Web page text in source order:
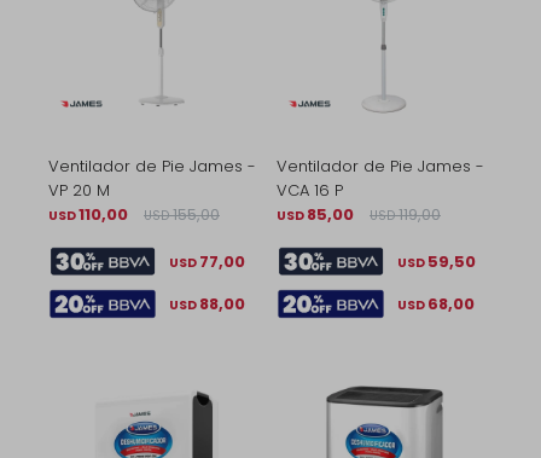
Ventilador de Pie James -
VP 20 M
USD110,00 USD 155,00
USD 77,00
USD 88,00
Ventilador de Pie James -
VCA 16 P
USD 85,00 USD 119,00
USD 59,50
USD 68,00